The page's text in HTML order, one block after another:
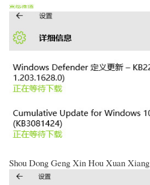
Shou Dong Geng Xin Hou Xuan Xiang